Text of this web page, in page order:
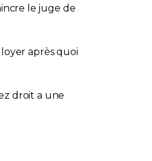
le juge de
après quoi
droit a une